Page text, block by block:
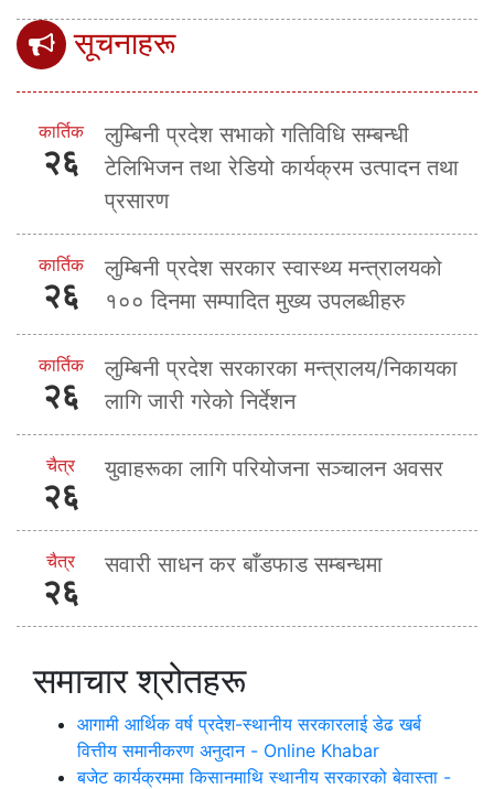
सूचनाहरू
कार्तिक
२६
लुम्बिनी प्रदेश सभाको गतिविधि सम्बन्धी
टेलिभिजन तथा रेडियो कार्यक्रम उत्पादन तथा
प्रसारण
कार्तिक
२६
लुम्बिनी प्रदेश सरकार स्वास्थ्य मन्त्रालयको
१०० दिनमा सम्पादित मुख्य उपलब्धीहरु
कार्तिक
२६
लुम्बिनी प्रदेश सरकारका मन्त्रालय/निकायका
लागि जारी गरेको निर्देशन
चैत्र
२६
युवाहरूका लागि परियोजना सञ्चालन अवसर
चैत्र
२६
सवारी साधन कर बाँडफाड सम्बन्धमा
समाचार श्रोतहरू
आगामी आर्थिक वर्ष प्रदेश-स्थानीय सरकारलाई डेढ खर्ब
वित्तीय समानीकरण अनुदान - Online Khabar
बजेट कार्यक्रममा किसानमाथि स्थानीय सरकारको बेवास्ता -